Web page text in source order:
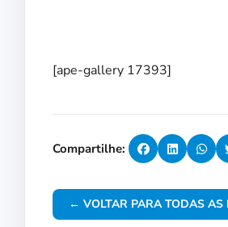
[ape-gallery 17393]
Compartilhe:
← VOLTAR PARA TODAS AS